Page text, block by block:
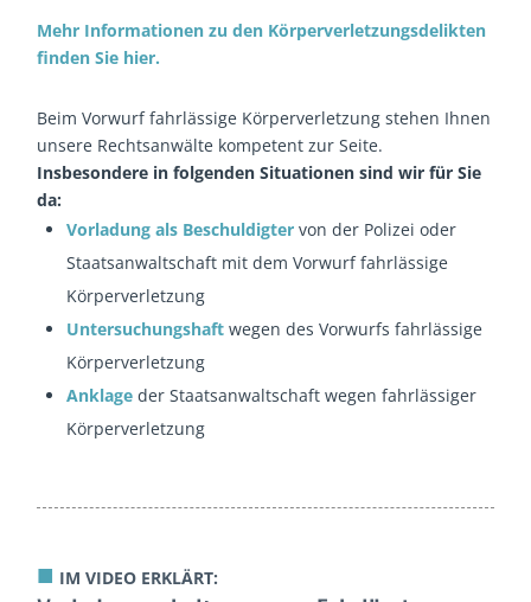
Mehr Informationen zu den Körperverletzungsdelikten
finden Sie hier.
Beim Vorwurf fahrlässige Körperverletzung stehen Ihnen
unsere Rechtsanwälte kompetent zur Seite.
Insbesondere in folgenden Situationen sind wir für Sie
da:
Vorladung als Beschuldigter von der Polizei oder
Staatsanwaltschaft mit dem Vorwurf fahrlässige
Körperverletzung
Untersuchungshaft wegen des Vorwurfs fahrlässige
Körperverletzung
Anklage der Staatsanwaltschaft wegen fahrlässiger
Körperverletzung
■ IM VIDEO ERKLÄRT: